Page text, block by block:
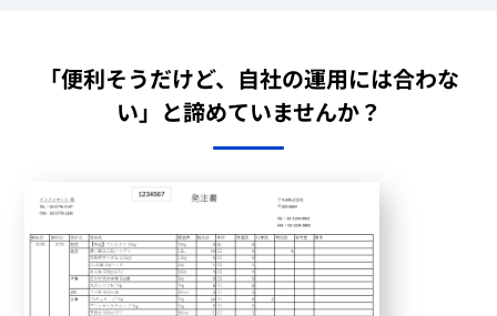
「便利そうだけど、自社の運用には合わな
い」 と諦めていませんか？